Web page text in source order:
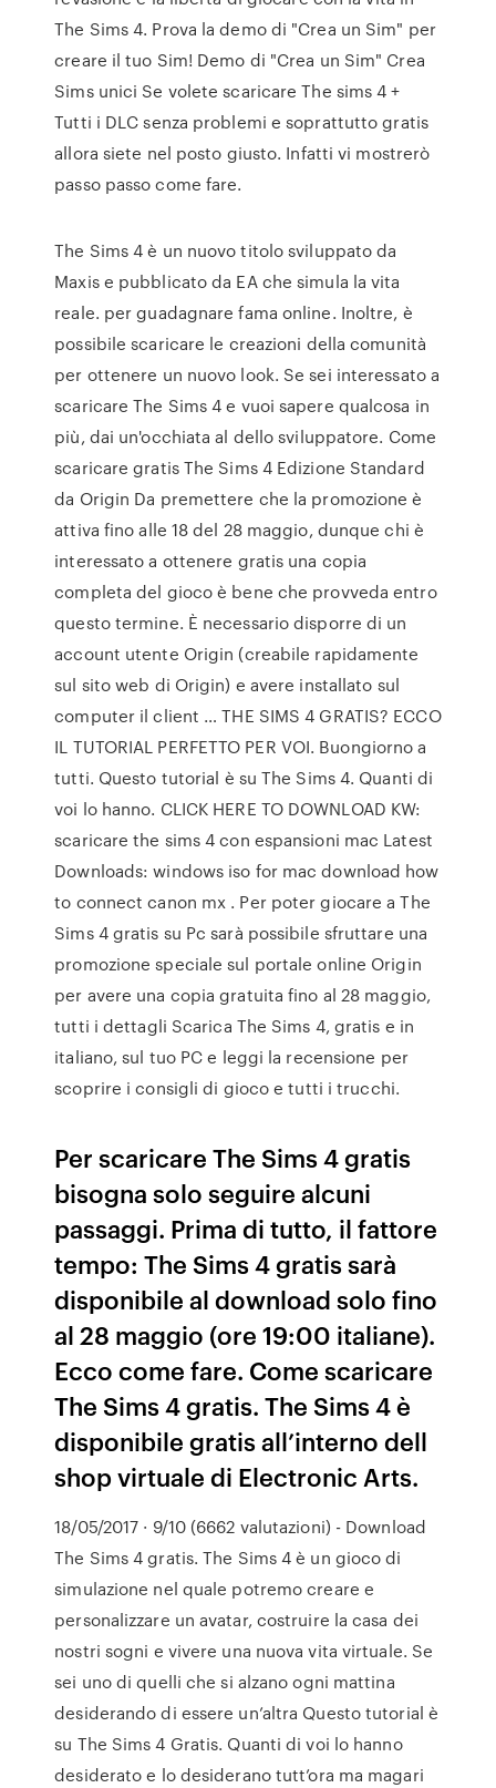
The Sims 4. Prova la demo di "Crea un Sim" per
creare il tuo Sim! Demo di "Crea un Sim" Crea
Sims unici Se volete scaricare The sims 4 +
Tutti i DLC senza problemi e soprattutto gratis
allora siete nel posto giusto. Infatti vi mostrerò
passo passo come fare.
The Sims 4 è un nuovo titolo sviluppato da
Maxis e pubblicato da EA che simula la vita
reale. per guadagnare fama online. Inoltre, è
possibile scaricare le creazioni della comunità
per ottenere un nuovo look. Se sei interessato a
scaricare The Sims 4 e vuoi sapere qualcosa in
più, dai un'occhiata al dello sviluppatore. Come
scaricare gratis The Sims 4 Edizione Standard
da Origin Da premettere che la promozione è
attiva fino alle 18 del 28 maggio, dunque chi è
interessato a ottenere gratis una copia
completa del gioco è bene che provveda entro
questo termine. È necessario disporre di un
account utente Origin (creabile rapidamente
sul sito web di Origin) e avere installato sul
computer il client … THE SIMS 4 GRATIS? ECCO
IL TUTORIAL PERFETTO PER VOI. Buongiorno a
tutti. Questo tutorial è su The Sims 4. Quanti di
voi lo hanno. CLICK HERE TO DOWNLOAD KW:
scaricare the sims 4 con espansioni mac Latest
Downloads: windows iso for mac download how
to connect canon mx . Per poter giocare a The
Sims 4 gratis su Pc sarà possibile sfruttare una
promozione speciale sul portale online Origin
per avere una copia gratuita fino al 28 maggio,
tutti i dettagli Scarica The Sims 4, gratis e in
italiano, sul tuo PC e leggi la recensione per
scoprire i consigli di gioco e tutti i trucchi.
Per scaricare The Sims 4 gratis
bisogna solo seguire alcuni
passaggi. Prima di tutto, il fattore
tempo: The Sims 4 gratis sarà
disponibile al download solo fino
al 28 maggio (ore 19:00 italiane).
Ecco come fare. Come scaricare
The Sims 4 gratis. The Sims 4 è
disponibile gratis all’interno dell
shop virtuale di Electronic Arts.
18/05/2017 · 9/10 (6662 valutazioni) - Download
The Sims 4 gratis. The Sims 4 è un gioco di
simulazione nel quale potremo creare e
personalizzare un avatar, costruire la casa dei
nostri sogni e vivere una nuova vita virtuale. Se
sei uno di quelli che si alzano ogni mattina
desiderando di essere un’altra Questo tutorial è
su The Sims 4 Gratis. Quanti di voi lo hanno
desiderato e lo desiderano tutt’ora ma magari